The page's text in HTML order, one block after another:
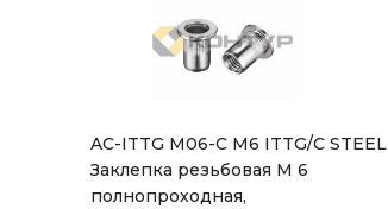
AC-ITTG M06-C M6 ITTG/C STEEL
Заклепка резьбовая М 6
полнопроходная,